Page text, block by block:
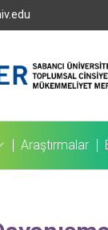
Araştırmalar